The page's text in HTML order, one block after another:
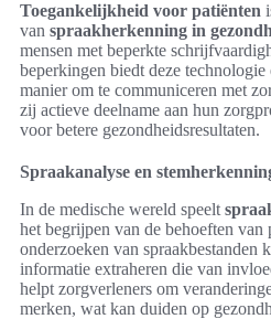
Toegankelijkheid voor patiënten
van spraakherkenning in
mensen met beperkte
beperkingen biedt deze
manier om te communiceren met
zij actieve deelname aan hun
voor betere gezondheidsresultaten.
Spraakanalyse en
In de medische wereld speelt
het begrijpen van de behoeften van
onderzoeken van spraakbestanden
informatie extraheren die van
helpt zorgverleners om
merken, wat kan duiden op